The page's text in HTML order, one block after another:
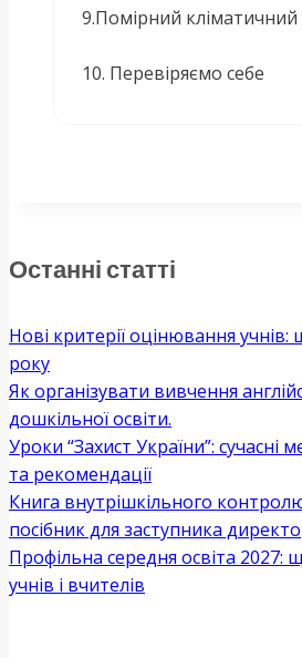
9.Помірний кліматичний
10. Перевіряємо себе
Останні статті
Нові критерії оцінювання учнів:
року
Як організувати вивчення
дошкільної освіти.
Уроки “Захист України”: сучасні
та рекомендації
Книга внутрішкільного
посібник для заступника
Профільна середня освіта 2027:
учнів і вчителів